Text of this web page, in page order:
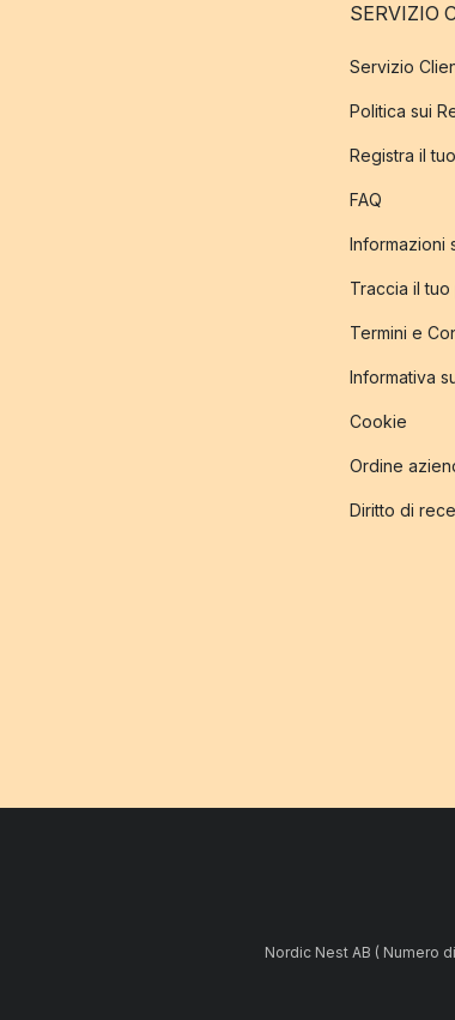
SERVIZIO
Servizio
Politica sui
Registra il
FAQ
Informazioni
Traccia il
Termini e
Informativa
Cookie
Ordine
Diritto di
Nordic Nest AB ( Numero